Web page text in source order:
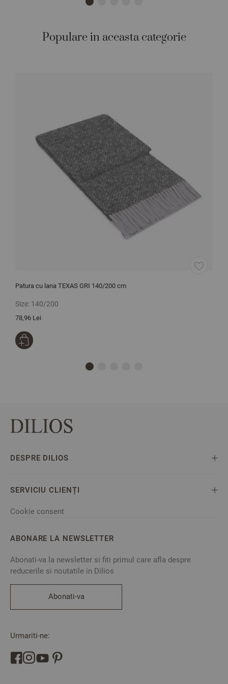
Populare in aceasta categorie
Patura cu lana TEXAS GRI 140/200 cm
Size: 140/200
78,96 Lei
DESPRE DILIOS
SERVICIU CLIENȚI
Cookie consent
ABONARE LA NEWSLETTER
Abonati-va la newsletter si fiti primul care afla despre
reducerile si noutatile in Dilios
Abonati-va
Urmariti-ne: